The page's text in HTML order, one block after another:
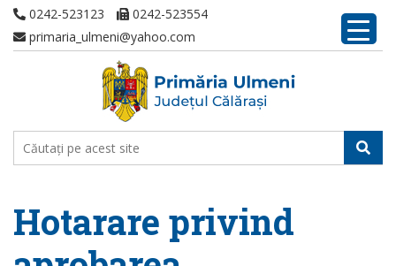
0242-523123
0242-523554
primaria_ulmeni@yahoo.com
Hotarare privind